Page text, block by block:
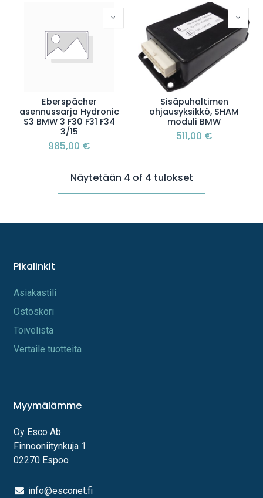
Eberspächer
asennussarja Hydronic
S3 BMW 3 F30 F31 F34
3/15
985,00 €
Sisäpuhaltimen
ohjausyksikkö, SHAM
moduli BMW
511,00 €
Näytetään 4 of 4 tulokset
Pikalinkit
A​s​iakastili
Os​toskori
Toi​velista
Vertaile tuotteita
Myymälämme
Oy Esco Ab
Finnooniitynkuja 1
02270 Espoo
info@esconet.fi